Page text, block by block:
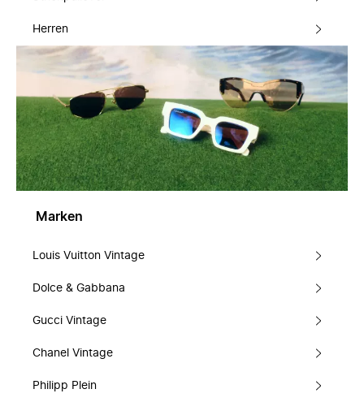
Herren
Marken
Louis Vuitton Vintage
Dolce & Gabbana
Gucci Vintage
Chanel Vintage
Philipp Plein